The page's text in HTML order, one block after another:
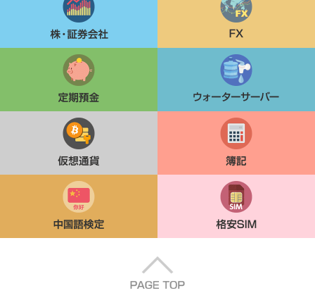
定期貯金 ウォーターサーバー
仮想通貨 簿記
中国語検定 格安SIM